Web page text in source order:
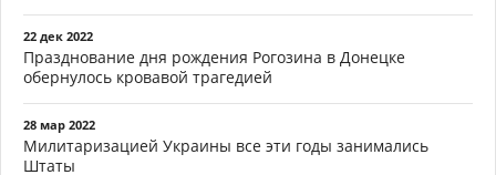
22 дек 2022
Празднование дня рождения Рогозина в Донецке
обернулось кровавой трагедией
28 мар 2022
Милитаризацией Украины все эти годы занимались
Штаты